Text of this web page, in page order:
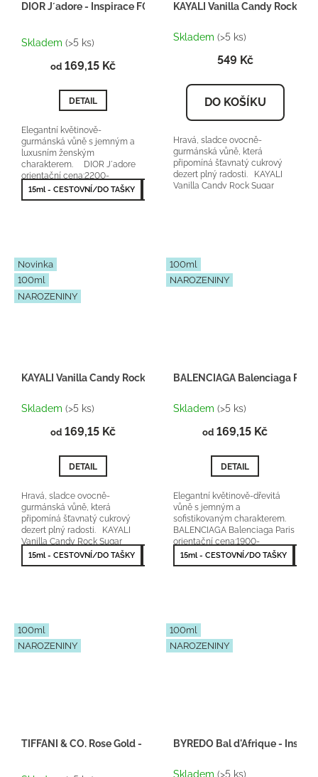
DIOR J´adore - Inspirace F044
hodnocení
je
z
5
Skladem (>5 ks)
od 169,15 Kč
DETAIL
Elegantní květinově-
gurmánská vůně s jemným a
luxusním ženským
charakterem. DIOR J´adore
orientační cena:2200-
3000Kč/50ml 25 % vonné
esence
15ml - CESTOVNÍ/DO TAŠKY 50ml - NEJPRODÁVANĚJŠÍ 100ml -
KAYALI Vanilla Candy Rock
Skladem (>5 ks)
549 Kč
DO KOŠÍKU
Hravá, sladce ovocně-
gurmánská vůně, která
připomíná šťavnatý cukrový
dezert plný radosti. KAYALI
Vanilla Candy Rock Sugar
Novinka
100ml
NAROZENINY
KAYALI Vanilla Candy Rock Sugar 42 - Inspirace F069
Skladem (>5 ks)
od 169,15 Kč
DETAIL
Hravá, sladce ovocně-
gurmánská vůně, která
připomíná šťavnatý cukrový
dezert plný radosti. KAYALI
Vanilla Candy Rock Sugar
42 orientační cena:...
15ml - CESTOVNÍ/DO TAŠKY 50ml - NEJPRODÁVANĚJŠÍ 100ml -
100ml
NAROZENINY
BALENCIAGA Balenciaga
Skladem (>5 ks)
od 169,15 Kč
DETAIL
Elegantní květinově-dřevitá
vůně s jemným a
sofistikovaným charakterem.
BALENCIAGA Balenciaga Paris
orientační cena:1900-
2500Kč/50ml 20 % vonné
esence
15ml - CESTOVNÍ/DO TAŠKY
100ml
NAROZENINY
TIFFANI & CO. Rose Gold - Inspirace F085
hodnocení
100ml
NAROZENINY
BYREDO Bal d'Afrique -
Skladem (>5 ks)